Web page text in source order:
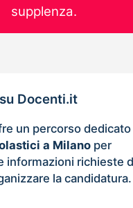
Docenti.it
un percorso dedicato
a Milanoper
informazioni richieste
la candidatura.
supplenza.